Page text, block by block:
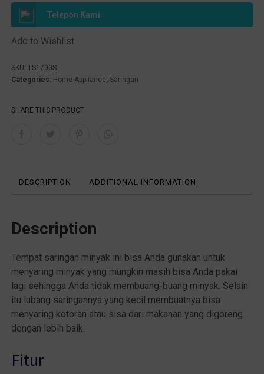
Telepon Kami
Add to Wishlist
SKU:TS1700S
Categories: Home Appliance, Saringan
SHARE THIS PRODUCT
DESCRIPTION ADDITIONAL INFORMATION
Description
Tempat saringan minyak ini bisa Anda gunakan untuk
menyaring minyak yang mungkin masih bisa Anda pakai
lagi sehingga Anda tidak membuang-buang minyak. Selain
itu lubang saringannya yang kecil membuatnya bisa
menyaring kotoran atau sisa dari makanan yang digoreng
dengan lebih baik.
Fitur